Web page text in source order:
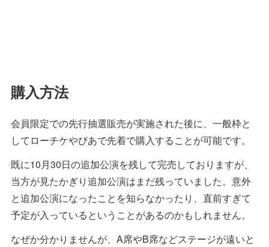
購入方法
会員限定での先行抽選販売が実施された後に、一般枠と
してローチケやぴあで先着で購入することが可能です。
既に10月30日の追加公演を残して完売しておりますが、
当方が見たかぎり追加公演はまだ残っていました。意外
と追加公演になったことを知らなかったり、直前すぎて
予定が入っているということがあるのかもしれません。
なぜか分かりませんが、A席やB席などステージが遠いと